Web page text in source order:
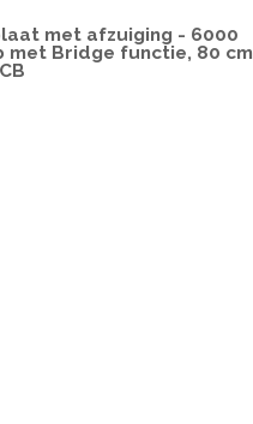
met afzuiging - 6000
met Bridge functie, 80 cm